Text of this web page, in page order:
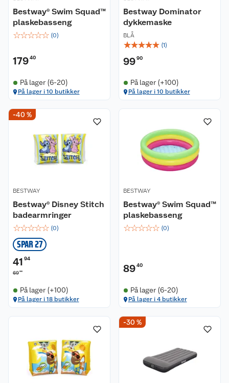
Bestway® Swim Squad™
plaskebasseng
☆☆☆☆☆ (0)
17940
På lager (6-20)
På lager i 10 butikker
Bestway Dominator
dykkemaske
BLÅ
☆☆☆☆☆ (1)
9990
På lager (+100)
På lager i 10 butikker
-40 %
BESTWAY
Bestway® Disney Stitch
badearmringer
☆☆☆☆☆ (0)
SPAR 27
41 94
6990
På lager (+100)
På lager i 18 butikker
BESTWAY
Bestway® Swim Squad™
plaskebasseng
☆☆☆☆☆ (0)
8940
På lager (6-20)
På lager i 4 butikker
-30 %